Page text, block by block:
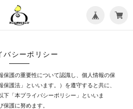
バシーポリシー
保護の重要性について認識し、個人情報の保
護法」といいます。）を遵守すると共に、
下「本プライバシーポリシー」といいま
護に努めます。